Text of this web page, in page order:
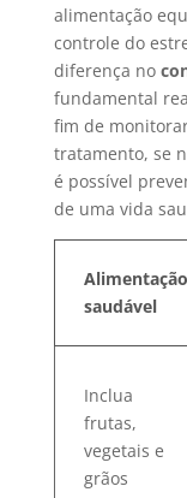
alimentação
controle do
diferença no
fundamental
fim de
tratamento, se
é possível
de uma vida
Alimentação
saudável
Inclua
frutas,
vegetais e
grãos